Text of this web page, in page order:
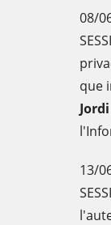
08/
que
13/